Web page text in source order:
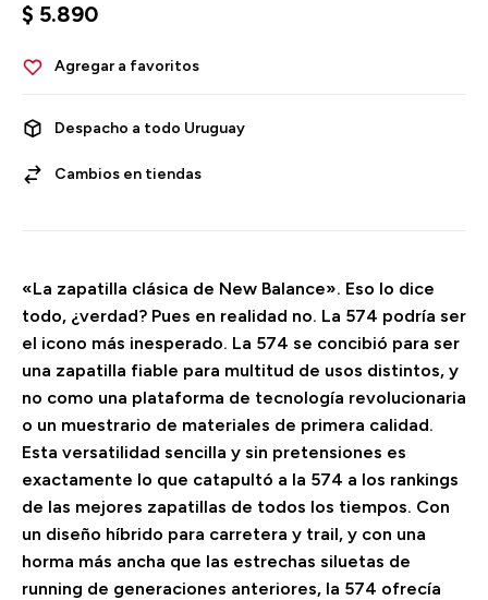
$ 5.890
Despacho a todo Uruguay
Cambios en tiendas
«La zapatilla clásica de New Balance». Eso lo dice
todo, ¿verdad? Pues en realidad no. La 574 podría ser
el icono más inesperado. La 574 se concibió para ser
una zapatilla fiable para multitud de usos distintos, y
no como una plataforma de tecnología revolucionaria
o un muestrario de materiales de primera calidad.
Esta versatilidad sencilla y sin pretensiones es
exactamente lo que catapultó a la 574 a los rankings
de las mejores zapatillas de todos los tiempos. Con
un diseño híbrido para carretera y trail, y con una
horma más ancha que las estrechas siluetas de
running de generaciones anteriores, la 574 ofrecía